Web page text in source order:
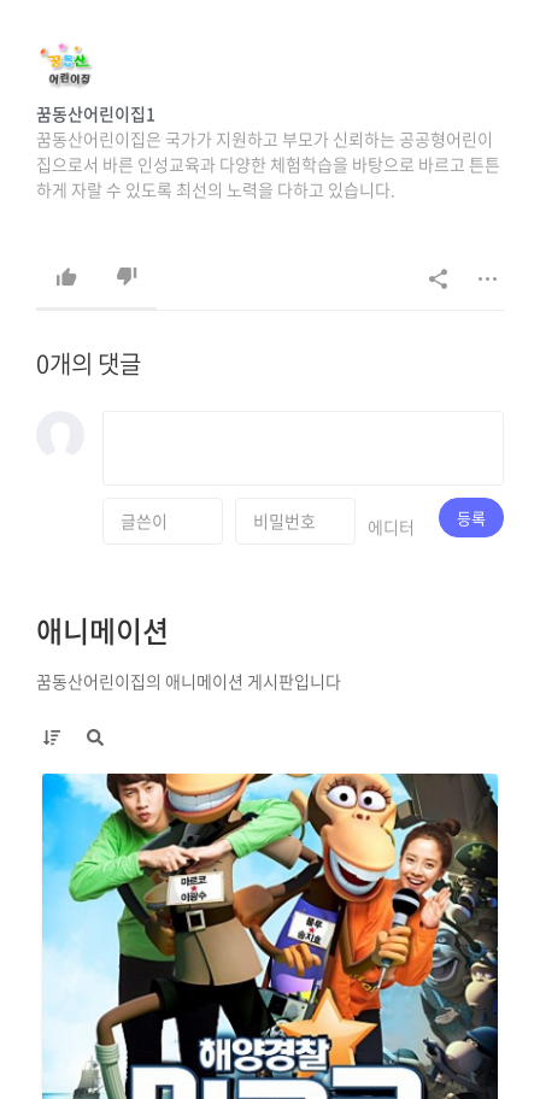
꿈동산어린이집1
꿈동산어린이집은 국가가 지원하고 부모가 신뢰하는 공공형어린이
집으로서 바른 인성교육과 다양한 체험학습을 바탕으로 바르고 튼튼
하게 자랄 수 있도록 최선의 노력을 다하고 있습니다.
상담문의 : 042-627-8698, 042-638-8698.
0개의 댓글
에디터 등록
애니메이션
꿈동산어린이집의 애니메이션 게시판입니다